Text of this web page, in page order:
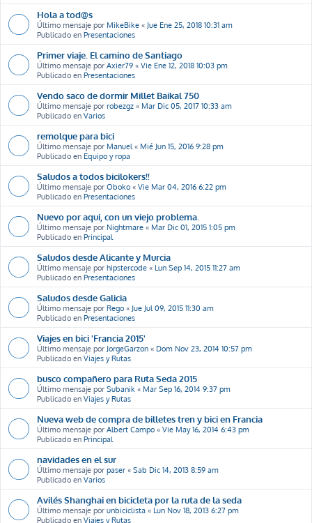
Hola a tod@s
Último mensaje por MikeBike « Jue Ene 25, 2018 10:31 am
Publicado en Presentaciones
Primer viaje. El camino de Santiago
Último mensaje por Axier79 « Vie Ene 12, 2018 10:03 pm
Publicado en Presentaciones
Vendo saco de dormir Millet Baikal 750
Último mensaje por robezgz « Mar Dic 05, 2017 10:33 am
Publicado en Varios
remolque para bici
Último mensaje por Manuel « Mié Jun 15, 2016 9:28 pm
Publicado en Equipo y ropa
Saludos a todos bicilokers!!
Último mensaje por Oboko « Vie Mar 04, 2016 6:22 pm
Publicado en Presentaciones
Nuevo por aqui, con un viejo problema.
Último mensaje por Nightmare « Mar Dic 01, 2015 1:05 pm
Publicado en Principal
Saludos desde Alicante y Murcia
Último mensaje por hipstercode « Lun Sep 14, 2015 11:27 am
Publicado en Presentaciones
Saludos desde Galicia
Último mensaje por Rego « Jue Jul 09, 2015 11:30 am
Publicado en Presentaciones
Viajes en bici 'Francia 2015'
Último mensaje por JorgeGarzon « Dom Nov 23, 2014 10:57 pm
Publicado en Viajes y Rutas
busco compañero para Ruta Seda 2015
Último mensaje por Subanik « Mar Sep 16, 2014 9:37 pm
Publicado en Viajes y Rutas
Nueva web de compra de billetes tren y bici en Francia
Último mensaje por Albert Campo « Vie May 16, 2014 6:43 pm
Publicado en Principal
navidades en el sur
Último mensaje por paser « Sab Dic 14, 2013 8:59 am
Publicado en Varios
Avilés Shanghai en bicicleta por la ruta de la seda
Último mensaje por unbiciclista « Lun Nov 18, 2013 6:27 pm
Publicado en Viajes y Rutas